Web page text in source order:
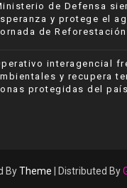
de Defensa
y protege el
de
interagencial
y recupera
protegidas del país
ByTheme | Distributed By